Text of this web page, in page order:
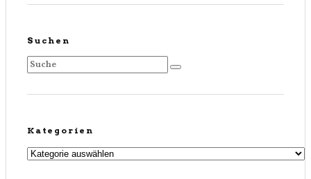
Suchen
Kategorien
Kategorien